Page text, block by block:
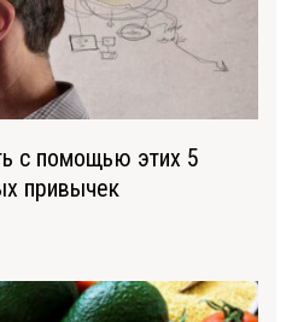
с помощью этих 5
привычек